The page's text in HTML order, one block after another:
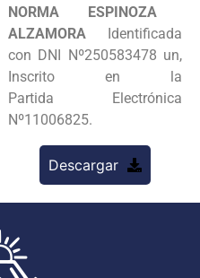
NORMA ESPINOZA
ALZAMORA Identificada
con DNI Nº250583478 un,
Inscrito en la
Partida Electrónica
Nº11006825.
Descargar